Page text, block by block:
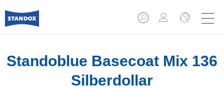
Standoblue Basecoat Mix 136
Silberdollar